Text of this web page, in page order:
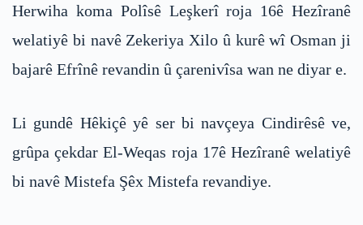
Herwiha koma Polîsê Leşkerî roja 16ê Hezîranê
welatiyê bi navê Zekeriya Xilo û kurê wî Osman ji
bajarê Efrînê revandin û çarenivîsa wan ne diyar e.
Li gundê Hêkiçê yê ser bi navçeya Cindirêsê ve,
grûpa çekdar El-Weqas roja 17ê Hezîranê welatiyê
bi navê Mistefa Şêx Mistefa revandiye.